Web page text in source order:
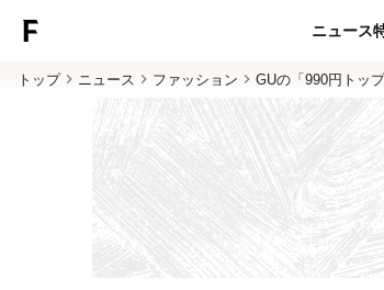
ニュース
トップ ニュース ファッション GUの「990円トッ